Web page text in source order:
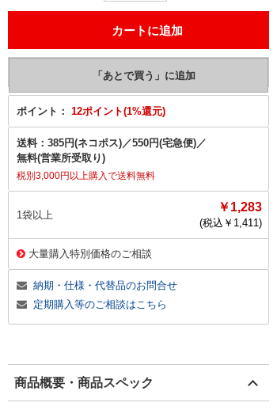
ポイント： 12ポイント(1%還元)
送料： 385円(ネコポス)／550円(宅急便)／
無料(営業所受取り)
税別3,000円以上購入で送料無料
1袋以上
￥1,283
(税込￥ 1,411)
大量購入特別価格のご相談
納期・仕様・代替品のお問合せ
定期購入等のご相談はこちら
商品概要・商品スペック